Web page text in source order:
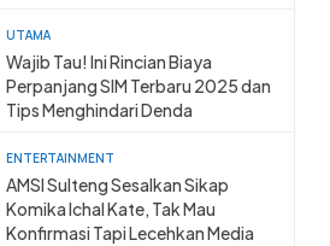
UTAMA
Wajib Tau! Ini Rincian Biaya
Perpanjang SIM Terbaru 2025 dan
Tips Menghindari Denda
ENTERTAINMENT
AMSI Sulteng Sesalkan Sikap
Komika Ichal Kate, Tak Mau
Konfirmasi Tapi Lecehkan Media